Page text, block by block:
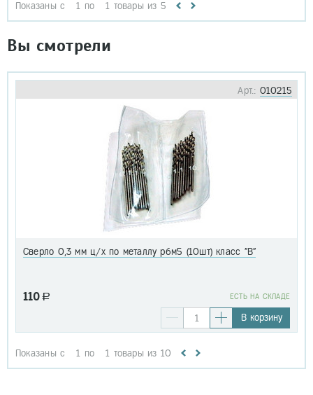
Показаны с 1 по 1 товары из 5
Вы смотрели
Арт.: 010215
Сверло 0,3 мм ц/х по металлу р6м5 (10шт) класс "В"
110 a EСТЬ НА СКЛАДЕ
В корзину
Показаны с 1 по 1 товары из 10